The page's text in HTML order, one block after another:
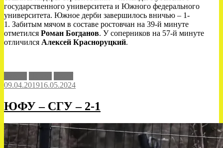
государственного университета и Южного федерального
университета. Южное дерби завершилось вничью – 1-
1. Забитым мячом в составе ростовчан на 39-й минуте
отметился Роман Богданов. У соперников на 57-й минуте
отличился Алексей Красноруцкий.
09.04.201916.05.2024
ЮФУ – СГУ – 2-1